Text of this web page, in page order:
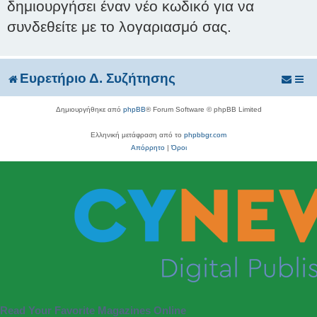
δημιουργήσει έναν νέο κωδικό για να
συνδεθείτε με το λογαριασμό σας.
Ευρετήριο Δ. Συζήτησης
Δημιουργήθηκε από phpBB® Forum Software © phpBB Limited
Ελληνική μετάφραση από το phpbbgr.com
Απόρρητο|Όροι
Read Your Favorite Magazines Online